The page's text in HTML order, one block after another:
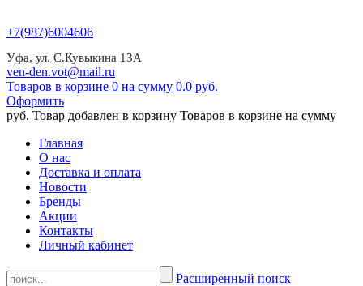
+7(987)6004606
Уфа, ул. С.Кувыкина 13А
ven-den.vot@mail.ru
Товаров в корзине 0 на сумму 0.0 руб.
Оформить
руб. Товар добавлен в корзину Товаров в корзине на сумму
Главная
О нас
Доставка и оплата
Новости
Бренды
Акции
Контакты
Личный кабинет
Расширенный поиск